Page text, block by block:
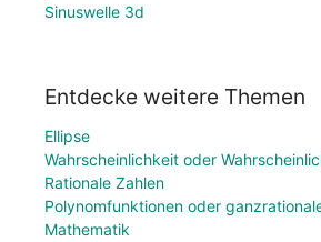
Sinuswelle 3d
Entdecke weitere Themen
Ellipse
Wahrscheinlichkeit oder
Rationale Zahlen
Polynomfunktionen oder
Mathematik